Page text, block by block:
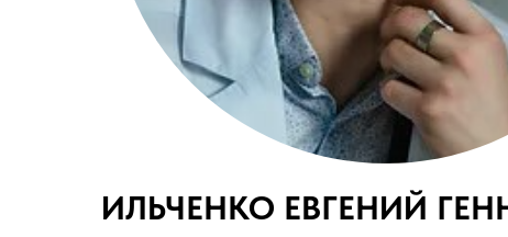
ИЛЬЧЕНКО ЕВГЕНИЙ